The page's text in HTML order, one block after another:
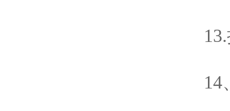
13.
14、